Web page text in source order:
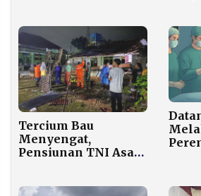
Tercium Bau
Menyengat,
Pensiunan TNI Asal
Meninggal di